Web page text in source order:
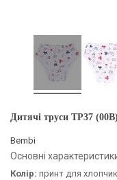
Дитячі труси ТР37 (00B)
Bembi
Основні
Колір: принт для